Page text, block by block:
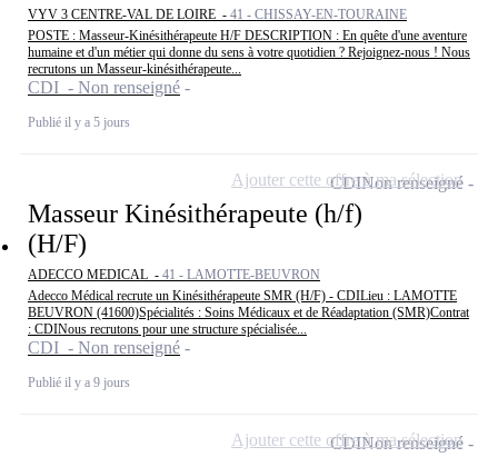
VYV 3 CENTRE-VAL DE LOIRE - 41 - CHISSAY-EN-TOURAINE
POSTE : Masseur-Kinésithérapeute H/F DESCRIPTION : En quête d'une aventure
humaine et d'un métier qui donne du sens à votre quotidien ? Rejoignez-nous ! Nous
recrutons un Masseur-kinésithérapeute...
CDI - Non renseigné
Publié il y a 5 jours
Masseur Kinésithérapeute (h/f)
(H/F)
ADECCO MEDICAL - 41 - LAMOTTE-BEUVRON
Adecco Médical recrute un Kinésithérapeute SMR (H/F) - CDILieu : LAMOTTE
BEUVRON (41600)Spécialités : Soins Médicaux et de Réadaptation (SMR)Contrat
: CDINous recrutons pour une structure spécialisée...
CDI - Non renseigné
Publié il y a 9 jours
CDINon renseigné
Ajouter cette offre à ma sélection
CDINon renseigné
Ajouter cette offre à ma sélection